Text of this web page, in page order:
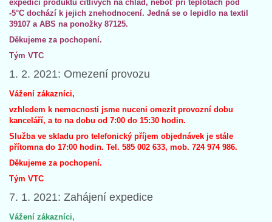
expedici produktů citlivých na chlad, neboť při teplotách pod
-5°C dochází k jejich znehodnocení. Jedná se o lepidlo na textil
39107 a ABS na ponožky 87125.
Děkujeme za pochopení.
Tým VTC
1. 2. 2021: Omezení provozu
Vážení zákazníci,
vzhledem k nemocnosti jsme nuceni omezit provozní dobu
kanceláří, a to na dobu od 7:00 do 15:30 hodin.
Služba ve skladu pro telefonický příjem objednávek je stále
přítomna do 17:00 hodin. Tel. 585 002 633, mob. 724 974 986.
Děkujeme za pochopení.
Tým VTC
7. 1. 2021: Zahájení expedice
Vážení zákazníci,